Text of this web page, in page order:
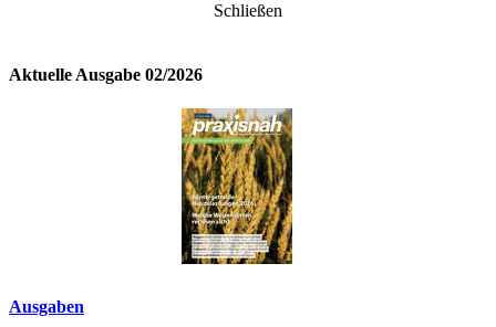
Schließen
Aktuelle Ausgabe 02/2026
Ausgaben